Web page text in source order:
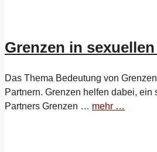
Grenzen in
Das Thema Bedeutung von
Partnern. Grenzen helfen dabei,
Partners Grenzen … mehr …